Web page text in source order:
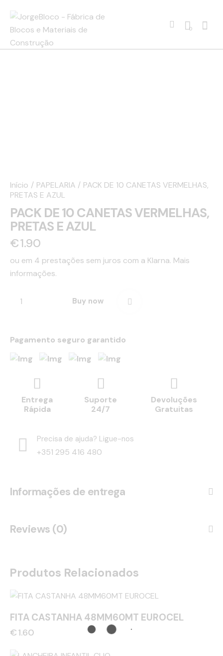
0
Início PAPELARIA
PACK DE 10 CANETAS VERMELHAS,
PRETAS E AZUL
PACK DE 10 CANETAS VERMELHAS,
PRETAS E AZUL
€1.90
ou em 4 prestações sem juros com a Klarna. Mais
informações.
Buy now
Pagamento seguro garantido
Entrega
Rápida
Suporte
24/7
Devoluções
Gratuitas
Precisa de ajuda? Ligue-nos
+351 295 416 480
Informações de entrega
Reviews (0)
Produtos Relacionados
FITA CASTANHA 48MM60MT EUROCEL
€1.60